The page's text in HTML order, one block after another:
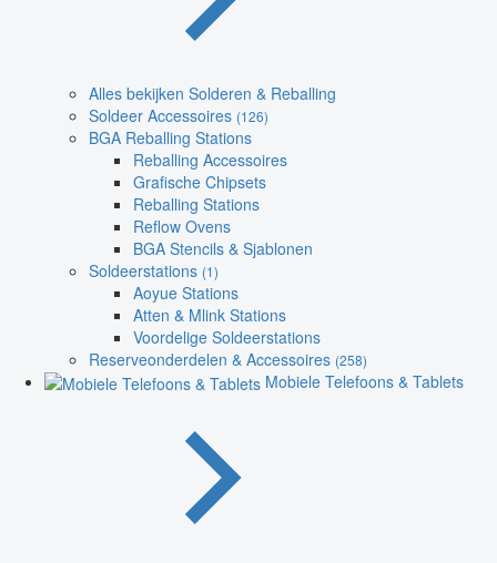
Alles bekijken Solderen & Reballing
Soldeer Accessoires (126)
BGA Reballing Stations
Reballing Accessoires
Grafische Chipsets
Reballing Stations
Reflow Ovens
BGA Stencils & Sjablonen
Soldeerstations (1)
Aoyue Stations
Atten & Mlink Stations
Voordelige Soldeerstations
Reserveonderdelen & Accessoires (258)
Mobiele Telefoons & Tablets